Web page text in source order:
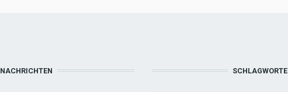
NACHRICHTEN SCHLAGWORTE